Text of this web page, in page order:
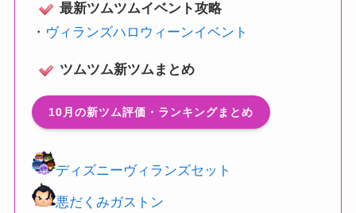
最新ツムツムイベント攻略
・ ヴィランズハロウィーンイベント
ツムツム新ツムまとめ
10月の新ツム評価・ランキングまとめ
ディズニーヴィランズセット
悪だくみガストン